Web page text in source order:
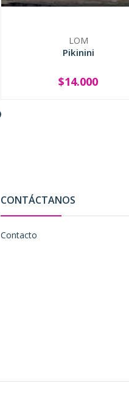
LOM
Pikinini
+
$14.000
CONTÁCTANOS
Contacto